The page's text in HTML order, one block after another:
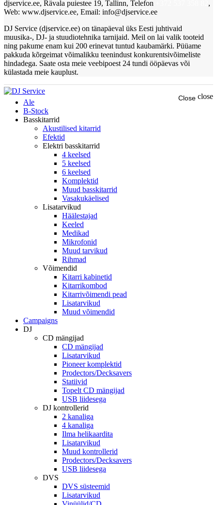
djservice.ee, Rävala puiestee 19, Tallinn, Telefon
,
Web: www.djservice.ee, Email: info@djservice.ee
DJ Service (djservice.ee) on tänapäeval üks Eesti juhtivaid
muusika-, DJ- ja stuudiotehnika tarnijaid. Meil on lai valik tooteid
ning pakume enam kui 200 erinevat tuntud kaubamärki. Püüame
pakkuda kõrgeimat võimalikku teenindust konkurentsivõimeliste
hindadega. Saate osta meie veebipoest 24 tundi ööpäevas või
külastada meie kauplust.
close
Close
Ale
B-Stock
Basskitarrid
Akustilised kitarrid
Efektid
Elektri basskitarrid
4 keelsed
5 keelsed
6 keelsed
Komplektid
Muud basskitarrid
Vasakukäelised
Lisatarvikud
Häälestajad
Keeled
Medikad
Mikrofonid
Muud tarvikud
Rihmad
Võimendid
Kitarri kabinetid
Kitarrikombod
Kitarrivõimendi pead
Lisatarvikud
Muud võimendid
Campaigns
DJ
CD mängijad
CD mängijad
Lisatarvikud
Pioneer komplektid
Prodectors/Decksavers
Statiivid
Topelt CD mängijad
USB liidesega
DJ kontrollerid
2 kanaliga
4 kanaliga
Ilma helikaardita
Lisatarvikud
Muud kontrollerid
Prodectors/Decksavers
USB liidesega
DVS
DVS süsteemid
Lisatarvikud